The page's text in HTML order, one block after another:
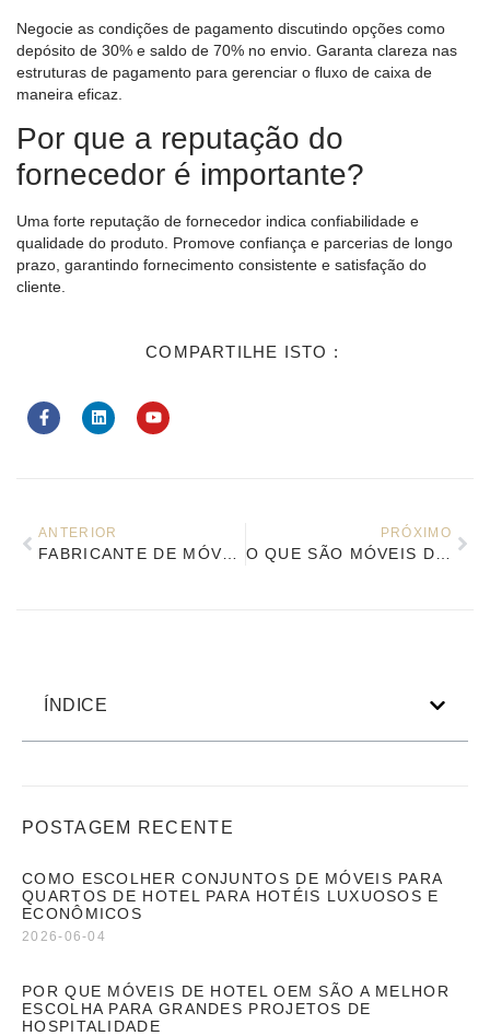
Negocie as condições de pagamento discutindo opções como
depósito de 30% e saldo de 70% no envio. Garanta clareza nas
estruturas de pagamento para gerenciar o fluxo de caixa de
maneira eficaz.
Por que a reputação do
fornecedor é importante?
Uma forte reputação de fornecedor indica confiabilidade e
qualidade do produto. Promove confiança e parcerias de longo
prazo, garantindo fornecimento consistente e satisfação do
cliente.
COMPARTILHE ISTO :
ANTERIOR PRÓXIMO
ÍNDICE
POSTAGEM RECENTE
COMO ESCOLHER CONJUNTOS DE MÓVEIS PARA
QUARTOS DE HOTEL PARA HOTÉIS LUXUOSOS E
ECONÔMICOS
2026-06-04
POR QUE MÓVEIS DE HOTEL OEM SÃO A MELHOR
ESCOLHA PARA GRANDES PROJETOS DE
HOSPITALIDADE